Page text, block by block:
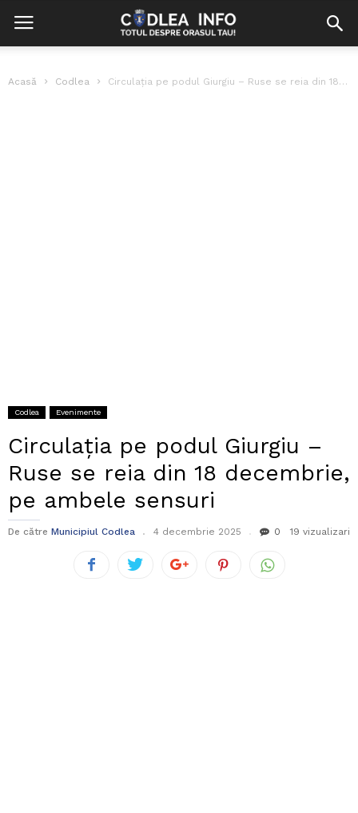
Acasă Codlea Circulaţia pe podul Giurgiu – Ruse se reia din 18 decembrie, pe...
Codlea Evenimente
Circulaţia pe podul Giurgiu –
Ruse se reia din 18 decembrie,
pe ambele sensuri
De către Municipiul Codlea 4 decembrie 2025 0 19 vizualizari